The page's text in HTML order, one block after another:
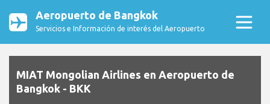
Aeropuerto de Bangkok
Servicios e Información de interés del Aeropuerto
MIAT Mongolian Airlines en Aeropuerto de
Bangkok - BKK